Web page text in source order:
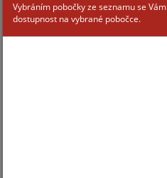
ZAŘAZENÍ ZBOŽÍ
Vybráním pobočky ze seznamu se
dostupnost na vybrané pobočce.